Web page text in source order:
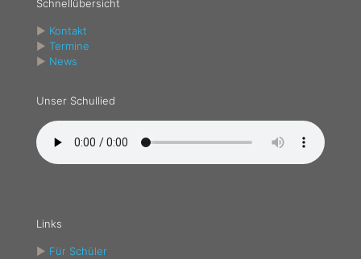
Schnellübersicht
► Kontakt
► Termine
► News
Unser Schullied
Links
► Für Schüler